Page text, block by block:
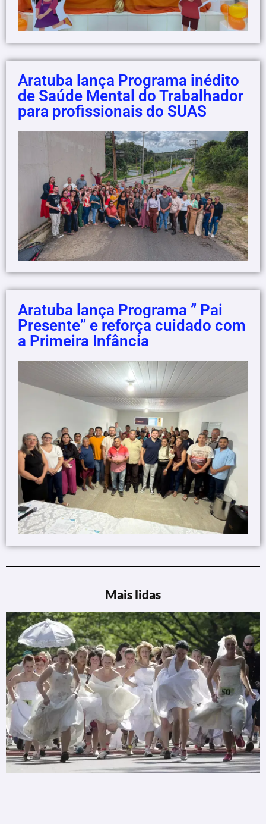
Aratuba lança Programa inédito
de Saúde Mental do Trabalhador
para profissionais do SUAS
Aratuba lança Programa ” Pai
Presente” e reforça cuidado com
a Primeira Infância
Mais lidas